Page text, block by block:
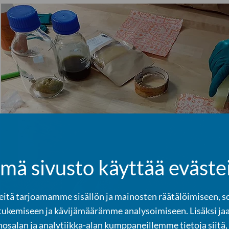
sivusto käyttää
tarjoamamme sisällön ja mainosten räätälöimiseen,
ja kävijämäärämme analysoimiseen. Lisäksi
ja analytiikka-alan kumppaneillemme tietoja
FBAD II -hankkeen tekstiileissä voi aistia kasvien tuoksun